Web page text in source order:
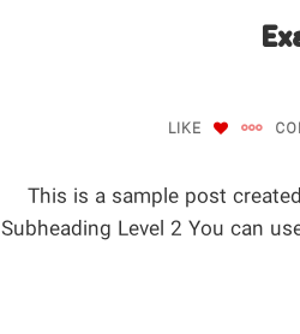
LIKE
This is a sample post
Subheading Level 2 You can